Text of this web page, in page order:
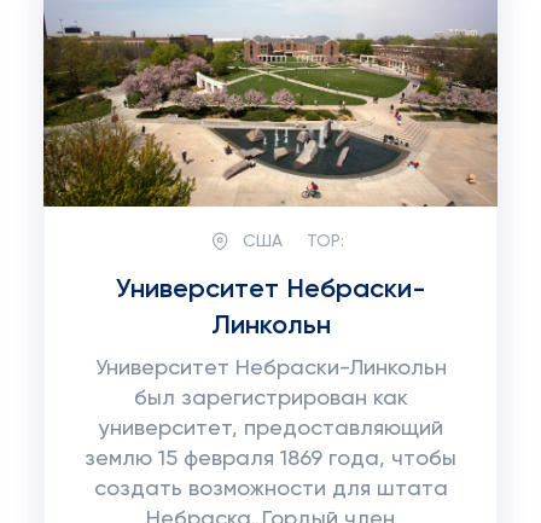
США TOP:
Университет Небраски-
Линкольн
Университет Небраски-Линкольн
был зарегистрирован как
университет, предоставляющий
землю 15 февраля 1869 года, чтобы
создать возможности для штата